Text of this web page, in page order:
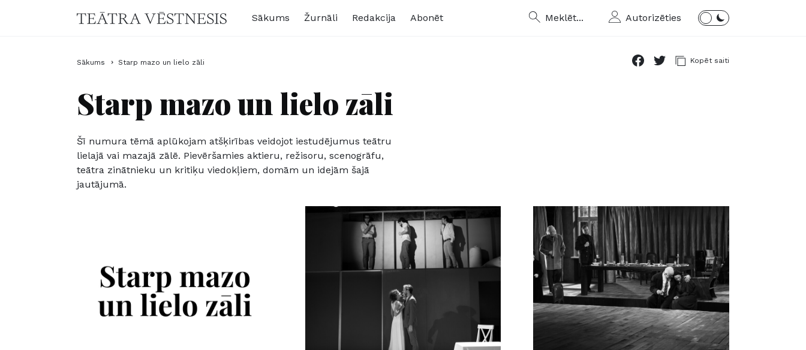
Sākums Žurnāli Redakcija Abonēt Meklēt... Autorizēties
Sākums Starp mazo un lielo zāli Kopēt saiti
Starp mazo un lielo zāli
Šī numura tēmā aplūkojam atšķirības veidojot iestudējumus teātru
lielajā vai mazajā zālē. Pievēršamies aktieru, režisoru, scenogrāfu,
teātra zinātnieku un kritiķu viedokļiem, domām un idejām šajā
jautājumā.